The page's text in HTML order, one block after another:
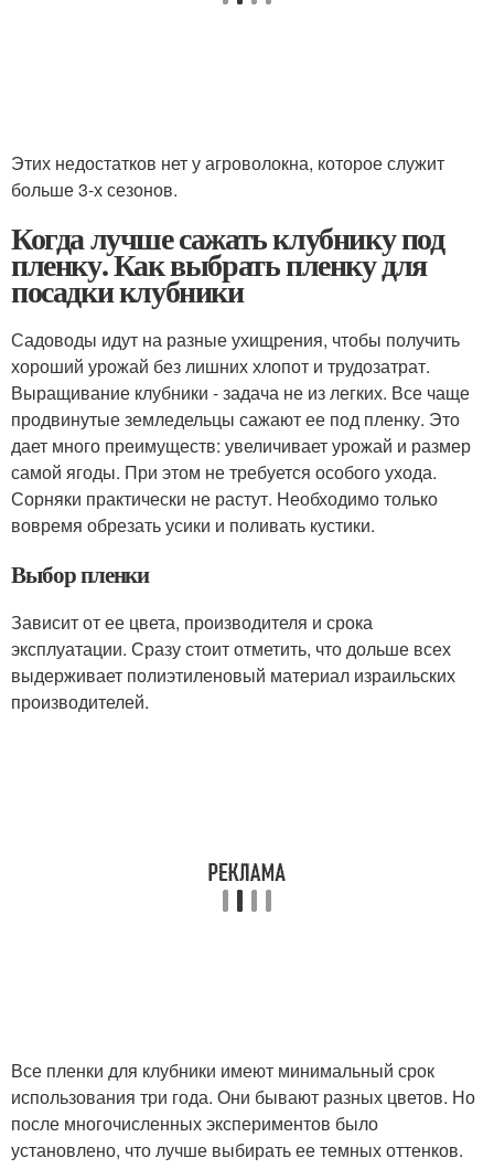
Этих недостатков нет у агроволокна, которое служит
больше 3-х сезонов.
Когда лучше сажать клубнику под
пленку. Как выбрать пленку для
посадки клубники
Садоводы идут на разные ухищрения, чтобы получить
хороший урожай без лишних хлопот и трудозатрат.
Выращивание клубники - задача не из легких. Все чаще
продвинутые земледельцы сажают ее под пленку. Это
дает много преимуществ: увеличивает урожай и размер
самой ягоды. При этом не требуется особого ухода.
Сорняки практически не растут. Необходимо только
вовремя обрезать усики и поливать кустики.
Выбор пленки
Зависит от ее цвета, производителя и срока
эксплуатации. Сразу стоит отметить, что дольше всех
выдерживает полиэтиленовый материал израильских
производителей.
Все пленки для клубники имеют минимальный срок
использования три года. Они бывают разных цветов. Но
после многочисленных экспериментов было
установлено, что лучше выбирать ее темных оттенков.